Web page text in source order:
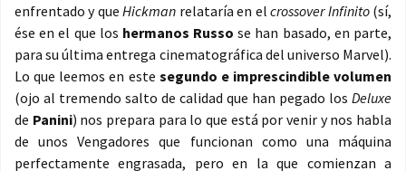
enfrentado y queHickman relataría en elcrossover Infinito(sí,
ése en el que los hermanos Russo se han basado, en parte,
para su última entrega cinematográfica del universo Marvel).
Lo que leemos en este segundo e imprescindible volumen
(ojo al tremendo salto de calidad que han pegado los Deluxe
de Panini) nos prepara para lo que está por venir y nos habla
de unos Vengadores que funcionan como una máquina
perfectamente engrasada, pero en la que comienzan a